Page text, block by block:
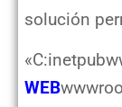
solución
WEB